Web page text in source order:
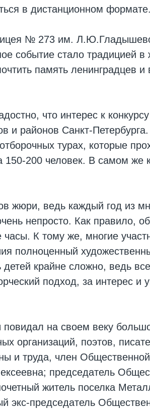
в дистанционном формате.
№ 273 им.
событие стало традицией в
память ленинградцев
что интерес к
и районов Санкт-
турах, которые
200 человек. В самом же
жюри, ведь каждый год из
непросто. Как правило,
часы. К тому же, многие
полноценный
крайне сложно, ведь
подход, за интерес и
на своем веку
организаций, поэтов,
и труда, член Общественной
председатель
житель поселка
экс-председатель